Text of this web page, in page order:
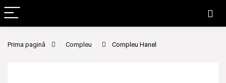
Prima pagină Compleu Compleu Hanel